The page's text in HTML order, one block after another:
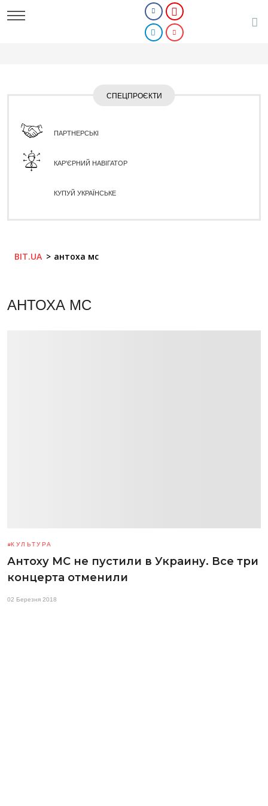
СПЕЦПРОЄКТИ
ПАРТНЕРСЬКІ
КАР'ЄРНИЙ НАВІГАТОР
КУПУЙ УКРАЇНСЬКЕ
BIT.UA антоха мс
АНТОХА МС
КУЛЬТУРА
Антоху МС не пустили в Украину. Все три
концерта отменили
02 Березня 2018